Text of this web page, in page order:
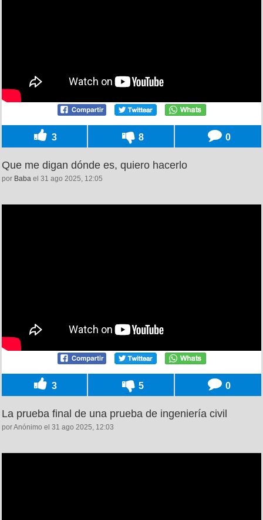
3 8 0
Que me digan dónde es, quiero hacerlo
por Baba el 31 ago 2025, 12:05
3 5 0
La prueba final de una prueba de ingeniería civil
por Anónimo el 31 ago 2025, 12:03